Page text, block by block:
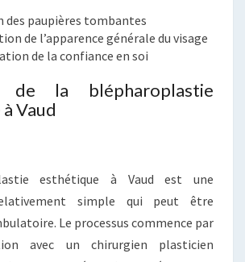
des paupières tombantes
de l’apparence générale du visage
de la confiance en soi
de la blépharoplastie
Vaud
esthétique à Vaud est une
simple qui peut être
Le processus commence par
avec un chirurgien plasticien